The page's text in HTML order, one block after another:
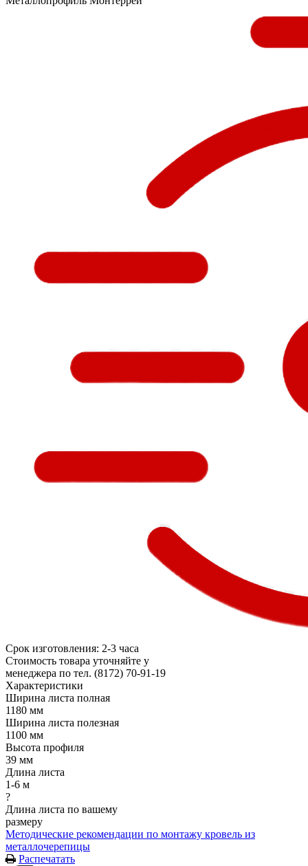
Срок изготовления: 2-3 часа
Стоимость товара уточняйте у
менеджера по тел. (8172) 70-91-19
Характеристики
Ширина листа полная
1180 мм
Ширина листа полезная
1100 мм
Высота профиля
39 мм
Длина листа
1-6 м
?
Длина листа по вашему
размеру
Методические рекомендации по монтажу кровель из
металлочерепицы
Распечатать